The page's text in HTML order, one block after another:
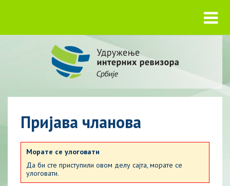
Пријава чланова
Морате се улоговати
Да би сте приступили овом делу сајта, морате се
улоговати.